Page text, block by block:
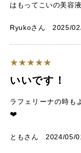
はもってこいの美容液
Ryukoさん 2025/
いいです！
ラフェリーナの時も
❤️
ともさん 2024/05/